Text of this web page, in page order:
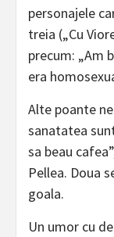
personajele
treia („Cu
precum: „Am
era
Alte poante
sanatatea
sa beau
Pellea. Doua
goala.
Un umor cu